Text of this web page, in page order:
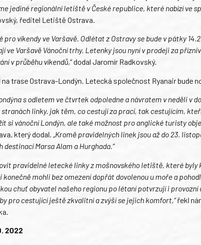
jediné regionální letiště v České republice, které nabízí ve
ředitel Letiště Ostrava.
pro víkendy ve Varšavě. Odlétat z Ostravy se bude v pátky
ve Varšavě Vánoční trhy. Letenky jsou nyní v prodeji za
v průběhu víkendů,“ dodal Jaromír Radkovský.
trase Ostrava-Londýn. Letecká společnost Ryanair bude
s odletem ve čtvrtek odpoledne a návratem v neděli v
linky. jak těm, co cestují za prací, tak cestujícím,
si vánoční Londýn, ale také možnost pro anglické turisty
který dodal. „Kromě pravidelných linek jsou až do 23.
Marsa Alam a Hurghada.“
pravidelné letecké linky z mošnovského letiště, které
mohli bez omezení dopřát dovolenou u moře a
chuť obyvatel našeho regionu po létaní potvrzují i
pro cestující ještě zkvalitní a zvýší se jejich komfort,“řekl
2022